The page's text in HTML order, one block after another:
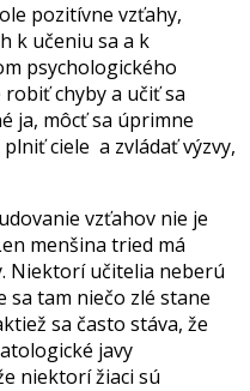
pozitívne vzťahy,
k učeniu sa a k
psychologického
chyby a učiť sa
ja, môcť sa úprimne
ciele a zvládať výzvy,
vzťahov nie je
menšina tried má
Niektorí učitelia neberú
sa tam niečo zlé stane
sa často stáva, že
javy
niektorí žiaci sú